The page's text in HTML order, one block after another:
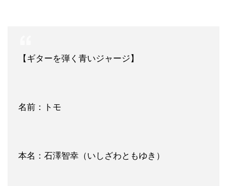
【ギターを弾く青いジャージ】
名前：トモ
本名：石澤智幸（いしざわともゆき）